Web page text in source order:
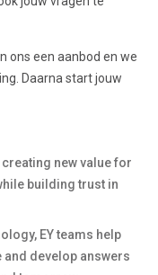
ons een aanbod en we
Daarna start jouw
new value for
building trust in
EY teams help
develop answers